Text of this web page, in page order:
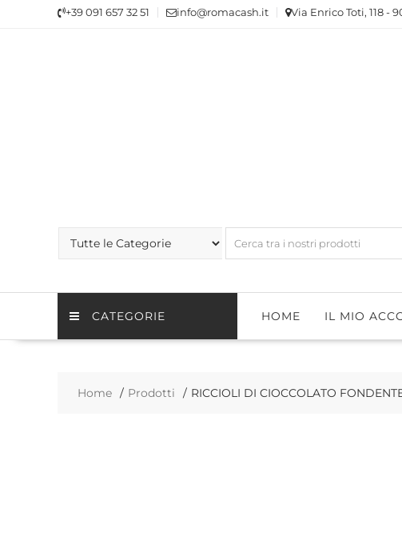
+39 091 657 32 51 info@romacash.it Via Enrico Toti, 118 -
CATEGORIE HOME IL MIO
Home Prodotti RICCIOLI DI CIOCCOLATO